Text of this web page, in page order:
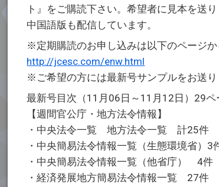
ト』をご購読下さい。希望者に見本を送り
中国語版も配信しています。
※定期購読のお申し込みは以下のページか
http://jcesc.com/enw.html
※ご希望の方には最新号サンプルをお送り
最新号目次（11月06日～11月12日）29
【週間官公庁・地方法令情報】
・中央法令一覧 地方法令一覧 計25件
・中央簡易法令情報一覧（生態環境省）3
・中央簡易法令情報一覧（他省庁） 4件
・経済発展地方簡易法令情報一覧 27件